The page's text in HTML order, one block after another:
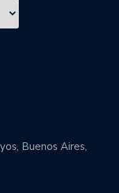
Buenos Aires,